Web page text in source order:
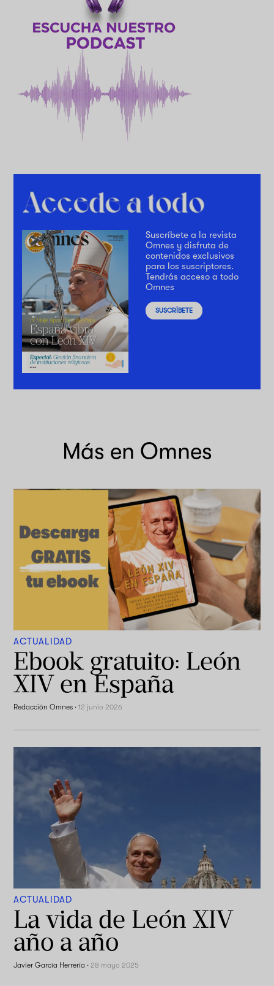
Suscríbete a la revista
Omnes y disfruta de
contenidos exclusivos
para los suscriptores.
Tendrás acceso a todo
Omnes
SUSCRÍBETE
Más en Omnes
ACTUALIDAD
Ebook gratuito: León
XIV en España
Redacción Omnes ·12 junio 2026
ACTUALIDAD
La vida de León XIV
año a año
Javier García Herrería ·28 mayo 2025